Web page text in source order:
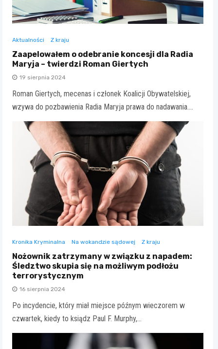
Aktualności Z kraju
Zaapelowałem o odebranie koncesji dla Radia
Maryja – twierdzi Roman Giertych
19 sierpnia 2024
Roman Giertych, mecenas i członek Koalicji Obywatelskiej,
wzywa do pozbawienia Radia Maryja prawa do nadawania.…
Kronika Kryminalna Na wokandzie sądowej Z kraju
Nożownik zatrzymany w związku z napadem:
Śledztwo skupia się na możliwym podłożu
terrorystycznym
16 sierpnia 2024
Po incydencie, który miał miejsce późnym wieczorem w
czwartek, kiedy to ksiądz Paul F. Murphy,…